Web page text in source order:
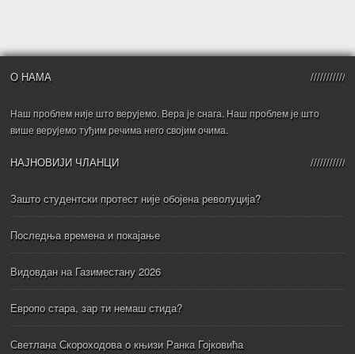
О НАМА
Наш проблем није што верујемо. Вера је снага. Наш проблем је што
више верујемо туђим речима него својим очима.
НАЈНОВИЈИ ЧЛАНЦИ
Зашто студентски протест није обојена револуција?
Последња времена и покајање
Видовдан на Газиместану 2026
Европо стара, зар ти немаш стида?
Светлана Скороходова о књизи Ранка Гојковића